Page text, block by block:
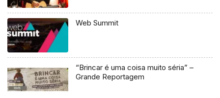
Web Summit
“Brincar é uma coisa muito séria” –
Grande Reportagem